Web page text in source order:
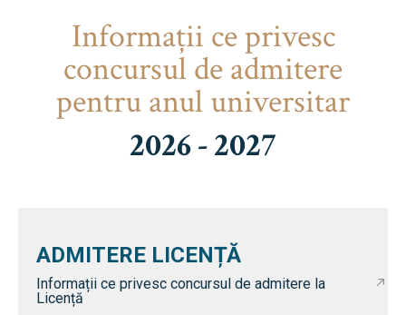
Informaţii ce privesc
concursul de admitere
pentru anul universitar
2026 - 2027
ADMITERE LICENȚĂ
Informații ce privesc concursul de admitere la
Licență